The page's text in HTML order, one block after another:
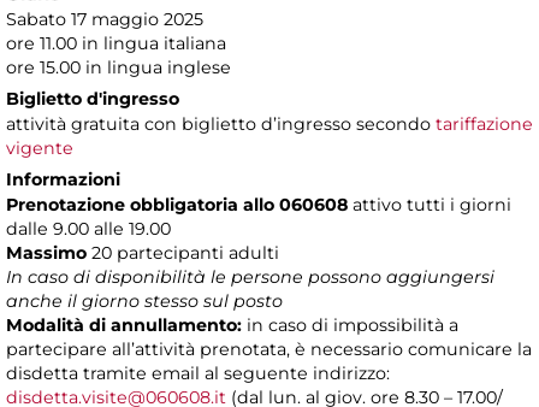
Sabato 17 maggio 2025
ore 11.00 in lingua italiana
ore 15.00 in lingua inglese
Biglietto d'ingresso
attività gratuita con biglietto d’ingresso secondo tariffazione
vigente
Informazioni
Prenotazione obbligatoria allo 060608 attivo tutti i giorni
dalle 9.00 alle 19.00
Massimo 20 partecipanti adulti
In caso di disponibilità le persone possono aggiungersi
anche il giorno stesso sul posto
Modalità di annullamento: in caso di impossibilità a
partecipare all’attività prenotata, è necessario comunicare la
disdetta tramite email al seguente indirizzo:
disdetta.visite@060608.it (dal lun. al giov. ore 8.30 – 17.00/